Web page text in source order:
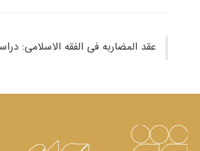
عقد المضاربه فی الفقه الاسلامى: